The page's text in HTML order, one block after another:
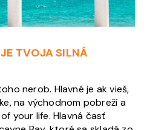
TVOJA SILNÁ
nerob. Hlavné je ak vieš,
na východnom pobreží a
your life. Hlavná časť